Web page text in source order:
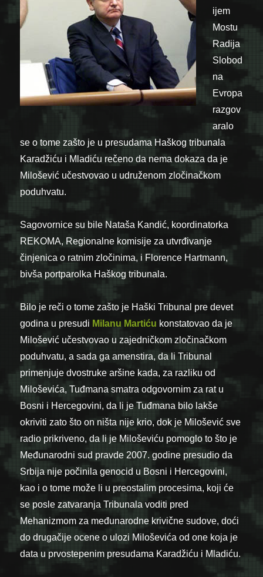
ijem
Mostu
Radija
Slobod
na
Evropa
razgov
aralo
se o tome zašto je u presudama Haškog tribunala
Karadžiću i Mladiću rečeno da nema dokaza da je
Milošević učestvovao u udruženom zločinačkom
poduhvatu.
Sagovornice su bile Nataša Kandić, koordinatorka
REKOMA, Regionalne komisije za utvrđivanje
činjenica o ratnim zločinima, i Florence Hartmann,
bivša portparolka Haškog tribunala.
Bilo je reči o tome zašto je Haški Tribunal pre devet
godina u presudi Milanu Martiću konstatovao da je
Milošević učestvovao u zajedničkom zločinačkom
poduhvatu, a sada ga amenstira, da li Tribunal
primenjuje dvostruke aršine kada, za razliku od
Miloševića, Tuđmana smatra odgovornim za rat u
Bosni i Hercegovini, da li je Tuđmana bilo lakše
okriviti zato što on ništa nije krio, dok je Milošević sve
radio prikriveno, da li je Miloševiću pomoglo to što je
Međunarodni sud pravde 2007. godine presudio da
Srbija nije počinila genocid u Bosni i Hercegovini,
kao i o tome može li u preostalim procesima, koji će
se posle zatvaranja Tribunala voditi pred
Mehanizmom za međunarodne krivične sudove, doći
do drugačije ocene o ulozi Miloševića od one koja je
data u prvostepenim presudama Karadžiću i Mladiću.